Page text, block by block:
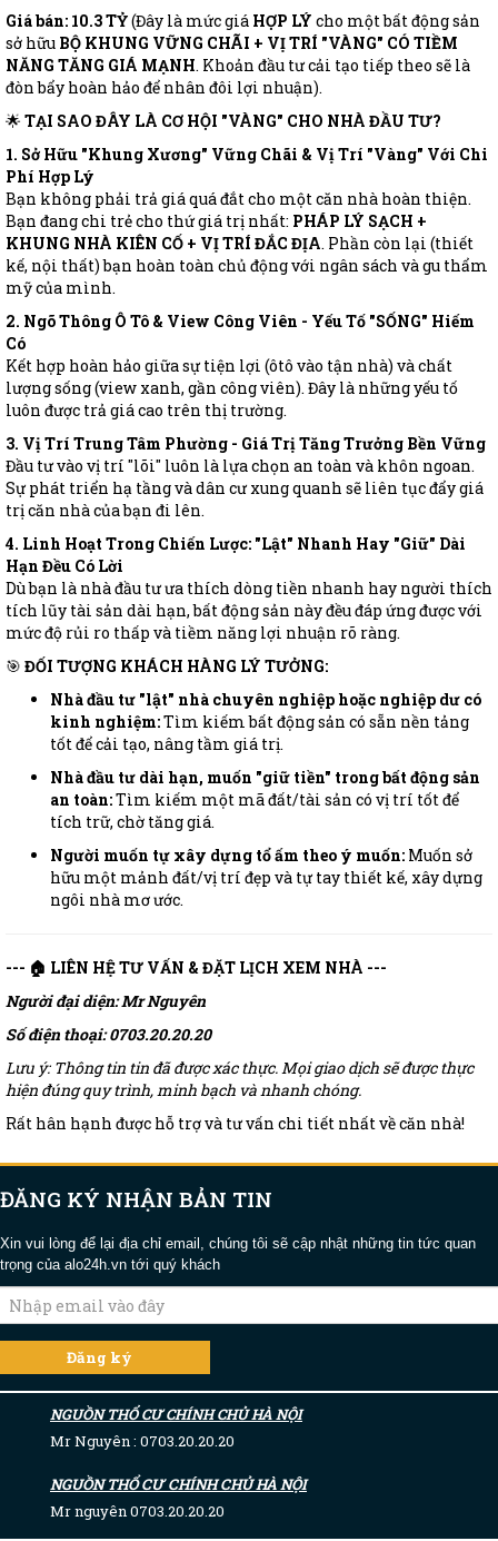
Giá bán: 10.3 TỶ(Đây là mức giá HỢP LÝ cho một bất động sản
sở hữu BỘ KHUNG VỮNG CHÃI + VỊ TRÍ "VÀNG" CÓ TIỀM
NĂNG TĂNG GIÁ MẠNH. Khoản đầu tư cải tạo tiếp theo sẽ là
đòn bẩy hoàn hảo để nhân đôi lợi nhuận).
🌟 TẠI SAO ĐÂY LÀ CƠ HỘI "VÀNG" CHO NHÀ ĐẦU TƯ?
1. Sở Hữu "Khung Xương" Vững Chãi & Vị Trí "Vàng" Với Chi
Phí Hợp Lý
Bạn không phải trả giá quá đắt cho một căn nhà hoàn thiện.
Bạn đang chi trẻ cho thứ giá trị nhất: PHÁP LÝ SẠCH +
KHUNG NHÀ KIÊN CỐ + VỊ TRÍ ĐẮC ĐỊA. Phần còn lại (thiết
kế, nội thất) bạn hoàn toàn chủ động với ngân sách và gu thẩm
mỹ của mình.
2. Ngõ Thông Ô Tô & View Công Viên - Yếu Tố "SỐNG" Hiếm
Có
Kết hợp hoàn hảo giữa sự tiện lợi (ôtô vào tận nhà) và chất
lượng sống (view xanh, gần công viên). Đây là những yếu tố
luôn được trả giá cao trên thị trường.
3. Vị Trí Trung Tâm Phường - Giá Trị Tăng Trưởng Bền Vững
Đầu tư vào vị trí "lõi" luôn là lựa chọn an toàn và khôn ngoan.
Sự phát triển hạ tầng và dân cư xung quanh sẽ liên tục đẩy giá
trị căn nhà của bạn đi lên.
4. Linh Hoạt Trong Chiến Lược: "Lật" Nhanh Hay "Giữ" Dài
Hạn Đều Có Lời
Dù bạn là nhà đầu tư ưa thích dòng tiền nhanh hay người thích
tích lũy tài sản dài hạn, bất động sản này đều đáp ứng được với
mức độ rủi ro thấp và tiềm năng lợi nhuận rõ ràng.
🎯 ĐỐI TƯỢNG KHÁCH HÀNG LÝ TƯỞNG:
Nhà đầu tư "lật" nhà chuyên nghiệp hoặc nghiệp dư có
kinh nghiệm:Tìm kiếm bất động sản có sẵn nền tảng
tốt để cải tạo, nâng tầm giá trị.
Nhà đầu tư dài hạn, muốn "giữ tiền" trong bất động sản
an toàn:Tìm kiếm một mã đất/tài sản có vị trí tốt để
tích trữ, chờ tăng giá.
Người muốn tự xây dựng tổ ấm theo ý muốn: Muốn sở
hữu một mảnh đất/vị trí đẹp và tự tay thiết kế, xây dựng
ngôi nhà mơ ước.
--- 🏠 LIÊN HỆ TƯ VẤN & ĐẶT LỊCH XEM NHÀ ---
Người đại diện: Mr Nguyên
Số điện thoại: 0703.20.20.20
Lưu ý: Thông tin tin đã được xác thực. Mọi giao dịch sẽ được thực
hiện đúng quy trình, minh bạch và nhanh chóng.
Rất hân hạnh được hỗ trợ và tư vấn chi tiết nhất về căn nhà!
ĐĂNG KÝ NHẬN BẢN TIN
Xin vui lòng để lại địa chỉ email, chúng tôi sẽ cập nhật những tin tức quan
trọng của alo24h.vn tới quý khách
NGUỒN THỔ CƯ CHÍNH CHỦ HÀ NỘI
Mr Nguyên : 0703.20.20.20
NGUỒN THỔ CƯ CHÍNH CHỦ HÀ NỘI
Mr nguyên 0703.20.20.20